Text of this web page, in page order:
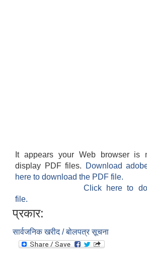
It appears your Web browser is
display PDF files.
Download
here to download the PDF file.
Click here to
file.
प्रकार:
सार्वजनिक खरीद / बोलपत्र सूचना